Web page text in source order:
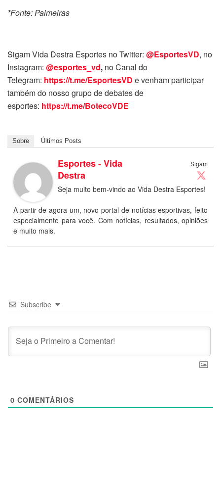
*Fonte: Palmeiras
Sigam Vida Destra Esportes no Twitter: @EsportesVD, no
Instagram: @esportes_vd, no Canal do
Telegram: https://t.me/EsportesVD e venham participar
também do nosso grupo de debates de
esportes: https://t.me/BotecoVDE
Sobre Últimos Posts
Sigam
Esportes - Vida
Destra
Seja muito bem-vindo ao Vida Destra Esportes!
A partir de agora um, novo portal de notícias esportivas, feito
especialmente para você. Com notícias, resultados, opiniões
e muito mais.
Subscribe
0 COMENTÁRIOS